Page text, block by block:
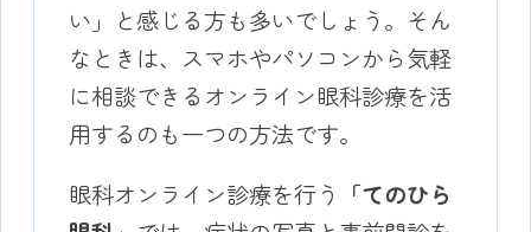
い」と感じる方も多いでしょう。そん
なときは、スマホやパソコンから気軽
に相談できるオンライン眼科診療を活
用するのも一つの方法です。
眼科オンライン診療を行う
「てのひら